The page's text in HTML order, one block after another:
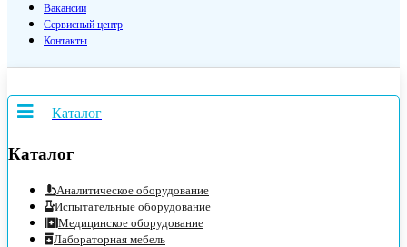
Вакансии
Сервисный центр
Контакты
Каталог
Каталог
Аналитическое оборудование
Испытательные оборудование
Медицинское оборудование
Лабораторная мебель